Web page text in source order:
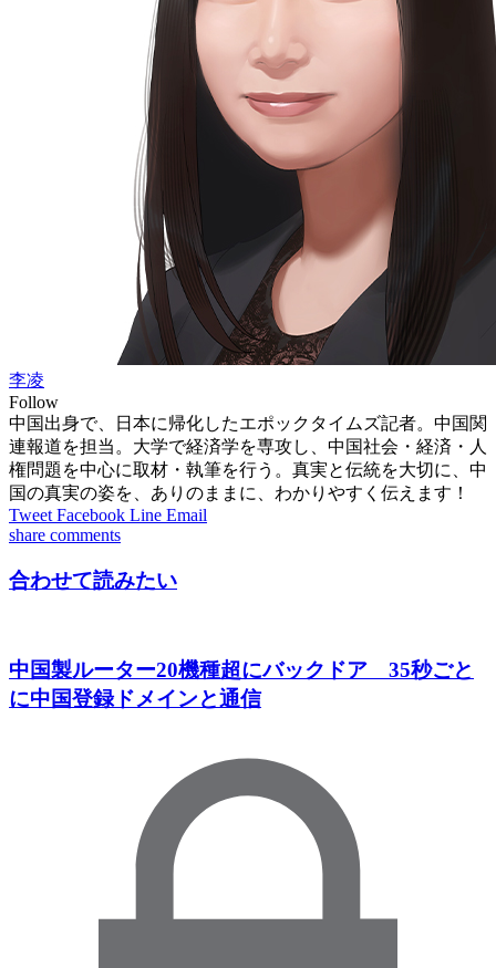
李凌
Follow
中国出身で、日本に帰化したエポックタイムズ記者。中国関
連報道を担当。大学で経済学を専攻し、中国社会・経済・人
権問題を中心に取材・執筆を行う。真実と伝統を大切に、中
国の真実の姿を、ありのままに、わかりやすく伝えます！
Tweet Facebook Line Email
share comments
合わせて読みたい
中国製ルーター20機種超にバックドア 35秒ごと
に中国登録ドメインと通信